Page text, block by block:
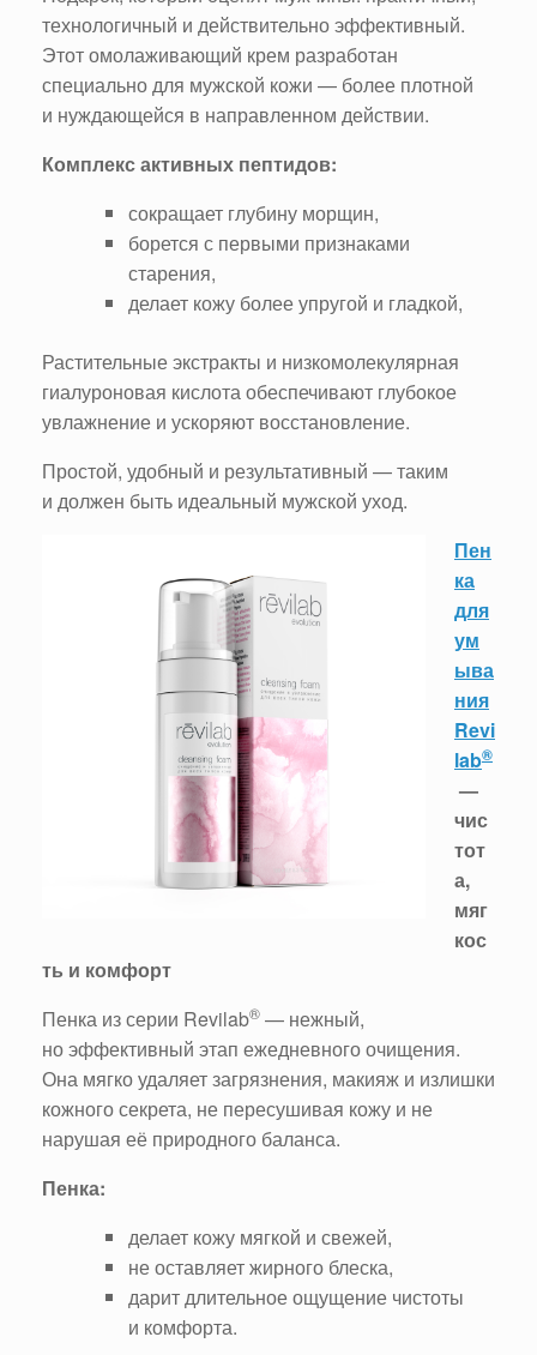
технологичный и действительно эффективный.
Этот омолаживающий крем разработан
специально для мужской кожи — более плотной
и нуждающейся в направленном действии.
Комплекс активных пептидов:
сокращает глубину морщин,
борется с первыми признаками
старения,
делает кожу более упругой и гладкой,
Растительные экстракты и низкомолекулярная
гиалуроновая кислота обеспечивают глубокое
увлажнение и ускоряют восстановление.
Простой, удобный и результативный — таким
и должен быть идеальный мужской уход.
Пен
ка
для
ум
ыва
ния
Revi
lab®
—
чис
тот
а,
мяг
кос
ть и комфорт
Пенка из серии Revilab® — нежный,
но эффективный этап ежедневного очищения.
Она мягко удаляет загрязнения, макияж и излишки
кожного секрета, не пересушивая кожу и не
нарушая её природного баланса.
Пенка:
делает кожу мягкой и свежей,
не оставляет жирного блеска,
дарит длительное ощущение чистоты
и комфорта.